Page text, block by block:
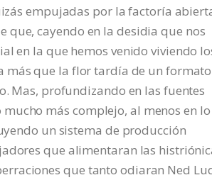
empujadas por la factoría
que, cayendo en la desidia que nos
en la que hemos venido viviendo
más que la flor tardía de un formato
Mas, profundizando en las fuentes
más complejo, al menos en lo
un sistema de producción
que alimentaran las
que tanto odiaran Ned